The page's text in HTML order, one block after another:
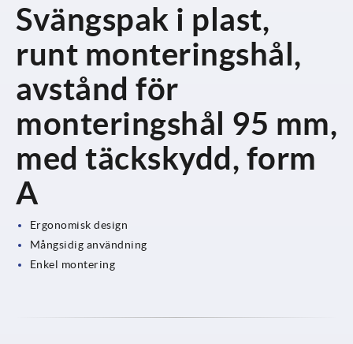
Svängspak i plast,
runt monteringshål,
avstånd för
monteringshål 95 mm,
med täckskydd, form
A
Ergonomisk design
Mångsidig användning
Enkel montering